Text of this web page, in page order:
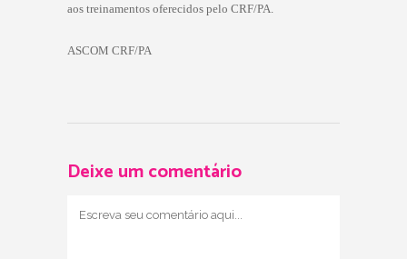
aos treinamentos oferecidos pelo CRF/PA.
ASCOM CRF/PA
Deixe um comentário